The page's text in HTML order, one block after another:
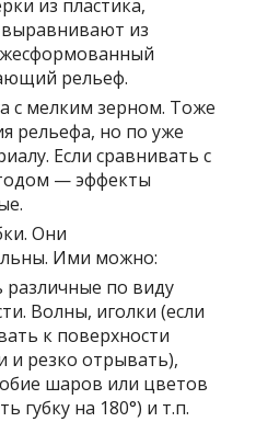
из пластика,
из
рельеф.
с мелким зерном. Тоже
рельефа, но по уже
Если сравнивать с
— эффекты
Они
Ими можно:
различные по виду
Волны, иголки (если
к поверхности
и резко отрывать),
шаров или цветов
губку на 180°) и т.п.